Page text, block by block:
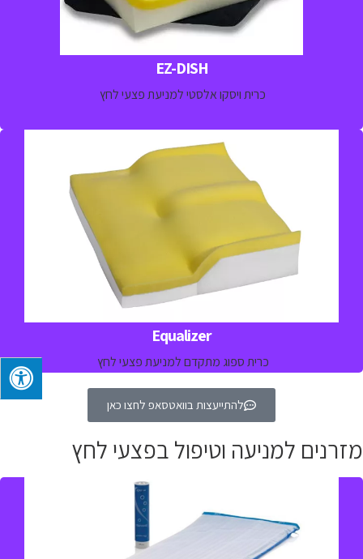
EZ-DISH
כרית ויסקו אלסטי למניעת פצעי לחץ
למידע נוסף חייגו
03-5329157
Equalizer
כרית ספוג מתקדם למניעת פצעי לחץ
כרית משולבת ג'ל וספוג ויסקו אלסטי למניעת פצעי לחץ או כאבים
למטופלים בסיכון בינוני- גבוה לפתח פצעי לחץ
למידע נוסף חייגו
03-5329157
להתייעצות בוואטסאפ לחצו כאן
מזרנים למניעה וטיפול בפצעי לחץ
מזרן אויר ריאקטיבי למניעה וטיפול פצעי לחץ והפחתתמתאים
למטופלים בכל רמות הסיכון ולמטופלים עם פצע עד דרגה 4